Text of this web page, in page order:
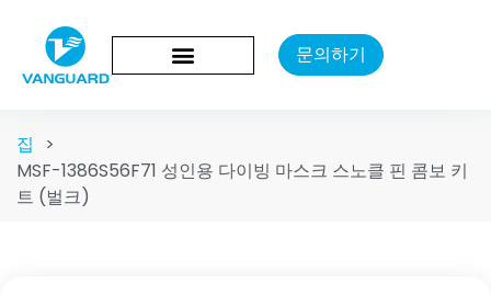
문의하기
집
>
MSF-1386S56F71 성인용 다이빙 마스크 스노클 핀 콤보 키
트 (벌크)